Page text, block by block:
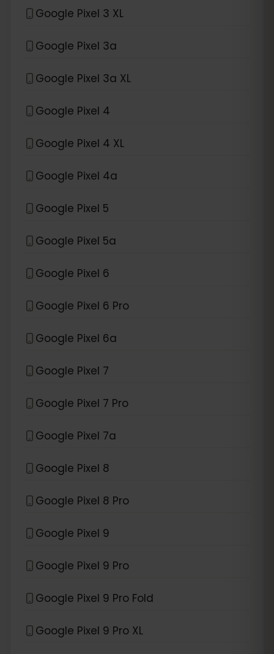
Google Pixel 3 XL
Google Pixel 3a
Google Pixel 3a XL
Google Pixel 4
Google Pixel 4 XL
Google Pixel 4a
Google Pixel 5
Google Pixel 5a
Google Pixel 6
Google Pixel 6 Pro
Google Pixel 6a
Google Pixel 7
Google Pixel 7 Pro
Google Pixel 7a
Google Pixel 8
Google Pixel 8 Pro
Google Pixel 9
Google Pixel 9 Pro
Google Pixel 9 Pro Fold
Google Pixel 9 Pro XL